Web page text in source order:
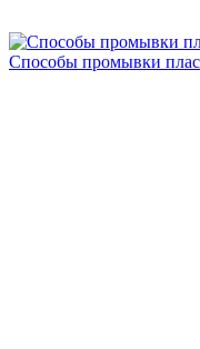
Способы промывки